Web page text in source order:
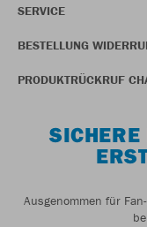
SERVICE
BESTELLUNG
PRODUKTRÜCKRUF
Ausgenommen für